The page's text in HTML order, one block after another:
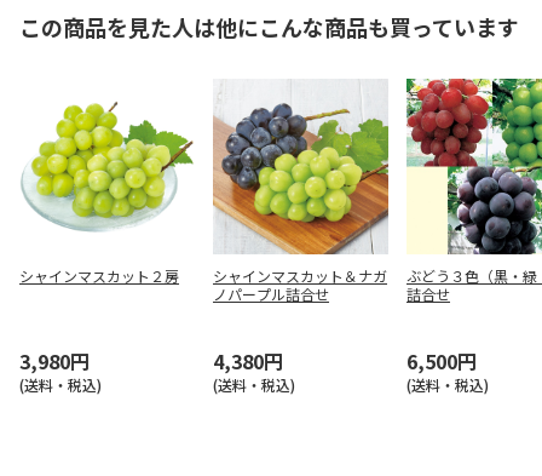
この商品を見た人は他にこんな商品も買っています
シャインマスカット２房
3,980円
(送料・税込)
シャインマスカット＆ナガ
ノパープル詰合せ
4,380円
(送料・税込)
ぶどう３色（黒・緑
詰合せ
6,500円
(送料・税込)